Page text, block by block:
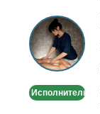
Массаж
лица
и
тела
Исполнитель